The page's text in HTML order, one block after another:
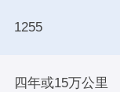
1255
四年或15万公里